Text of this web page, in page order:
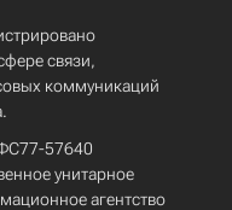
связи,
коммуникаций
57640
унитарное
агентство